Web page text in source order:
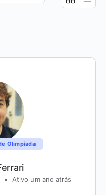
Olimpíada
• Ativo um ano atrás